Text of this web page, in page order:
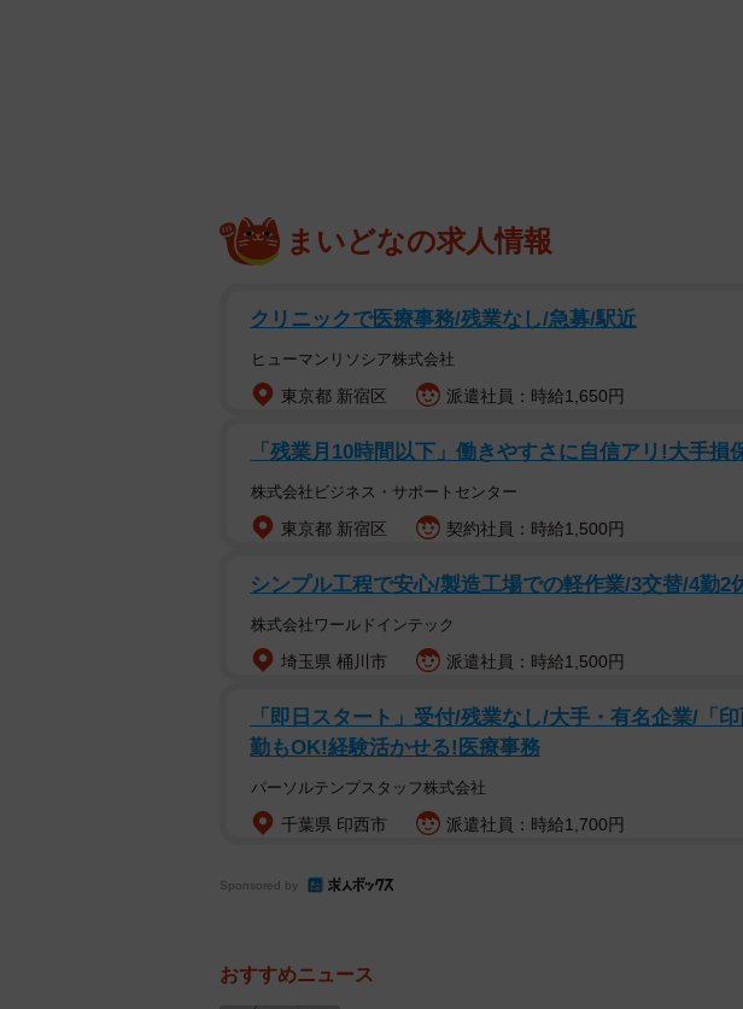
【新ルール】
・100wh以下…最大5個
・100wh〜160wh…最大2個
・160wh以上…持ち込み不可
②絶縁テープorビニール袋に入れる
モバイルバッテリーが他のものと触れ、ショートすること
プを貼る、またはジップロックやビニール袋に入れる必要あ
③荷物棚に入れるのも禁止
機内手荷物棚に保管することができません。必ず、手荷物
まいどなの求人情報
クリニックで医療事務/残業なし/急募/駅近
ヒューマンリソシア株式会社
東京都 新宿区 派遣社員：時給1,650円
「残業月10時間以下」働きやすさに自信アリ!大手損
株式会社ビジネス・サポートセンター
東京都 新宿区 契約社員：時給1,500円
シンプル工程で安心/製造工場での軽作業/3交替/4勤2
株式会社ワールドインテック
埼玉県 桶川市 派遣社員：時給1,500円
「即日スタート」受付/残業なし/大手・有名企業/「
勤もOK!経験活かせる!医療事務
パーソルテンプスタッフ株式会社
千葉県 印西市 派遣社員：時給1,700円
Sponsored by
おすすめニュース